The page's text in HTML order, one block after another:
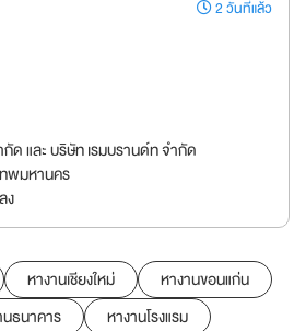
2 วันที่แล้ว
ด และ บริษัท เรมบรานด์ท จำกัด
ทพมหานคร
ง
หางานเชียงใหม่
หางานขอนแก่น
ธนาคาร หางานโรงแรม